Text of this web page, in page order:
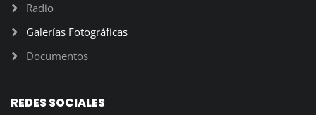
Radio
Galerías Fotográficas
Documentos
REDES SOCIALES